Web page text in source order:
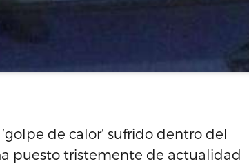
de calor’ sufrido dentro del
puesto tristemente de actualidad